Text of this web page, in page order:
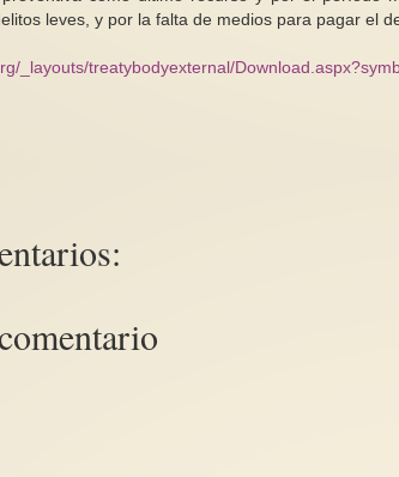
leves, y por la falta de medios para pagar el
_layouts/treatybodyexternal/